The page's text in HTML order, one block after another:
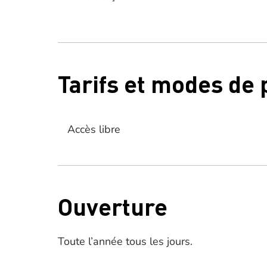
Tarifs et modes de
Accès libre
Ouverture
Toute l’année tous les jours.